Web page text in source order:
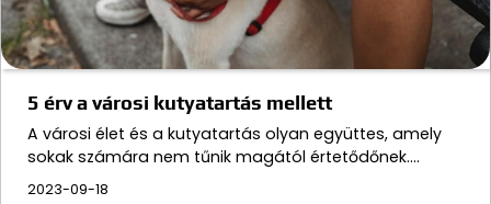
5 érv a városi kutyatartás mellett
A városi élet és a kutyatartás olyan együttes, amely
sokak számára nem tűnik magától értetődőnek.…
2023-09-18